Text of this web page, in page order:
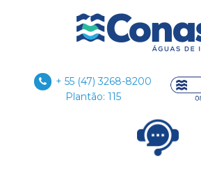
+ 55 (47) 3268-8200
Plantão: 115